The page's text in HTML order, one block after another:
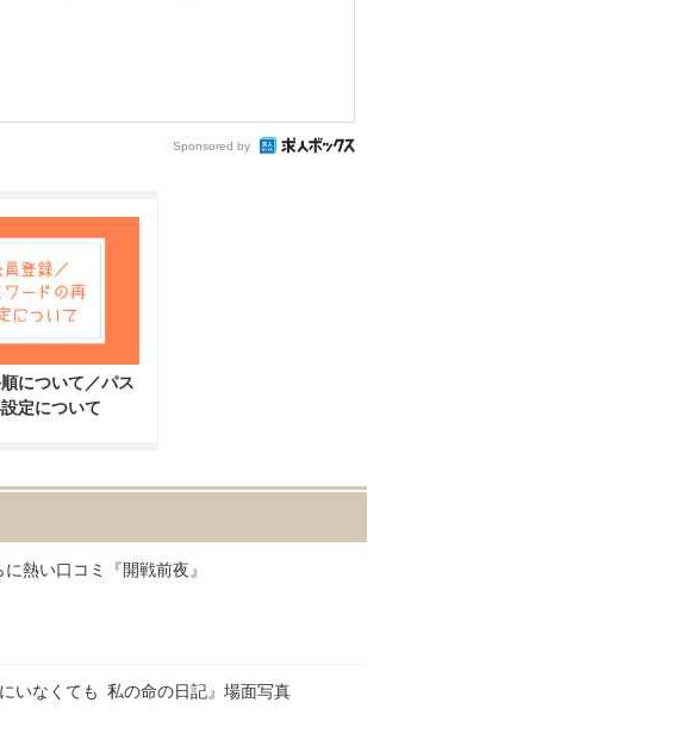
Sponsored by
について／パス
定について
熱い口コミ『開戦前夜』
いなくても 私の命の日記』場面写真